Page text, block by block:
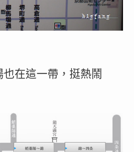
在這一帶，挺熱鬧